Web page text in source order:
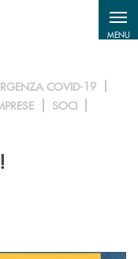
MENU
COVID-19
SOCI